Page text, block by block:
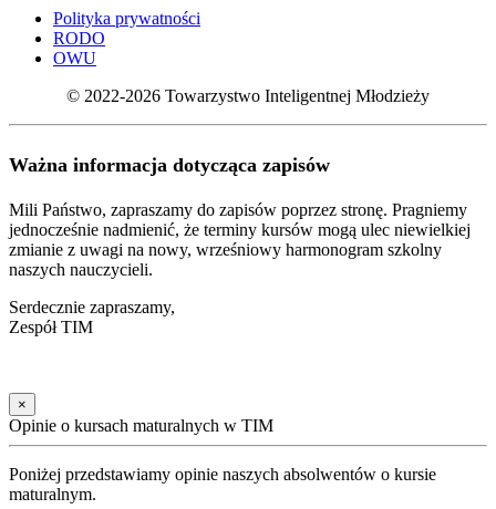
Polityka prywatności
RODO
OWU
© 2022-2026 Towarzystwo Inteligentnej Młodzieży
Ważna informacja dotycząca zapisów
Mili Państwo, zapraszamy do zapisów poprzez stronę. Pragniemy
jednocześnie nadmienić, że terminy kursów mogą ulec niewielkiej
zmianie z uwagi na nowy, wrześniowy harmonogram szkolny
naszych nauczycieli.
Serdecznie zapraszamy,
Zespół TIM
×
Opinie o kursach maturalnych w TIM
Poniżej przedstawiamy opinie naszych absolwentów o kursie
maturalnym.